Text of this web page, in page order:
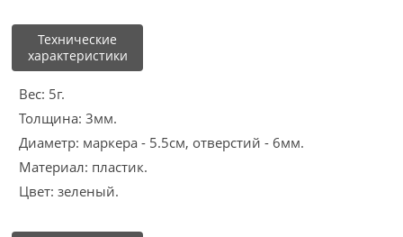
Технические
характеристики
Вес: 5г.
Толщина: 3мм.
Диаметр: маркера - 5.5см, отверстий - 6мм.
Материал: пластик.
Цвет: зеленый.